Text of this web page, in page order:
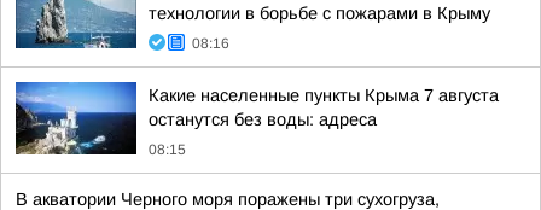
технологии в борьбе с пожарами в Крыму
08:16
Какие населенные пункты Крыма 7 августа
останутся без воды: адреса
08:15
В акватории Черного моря поражены три сухогруза,